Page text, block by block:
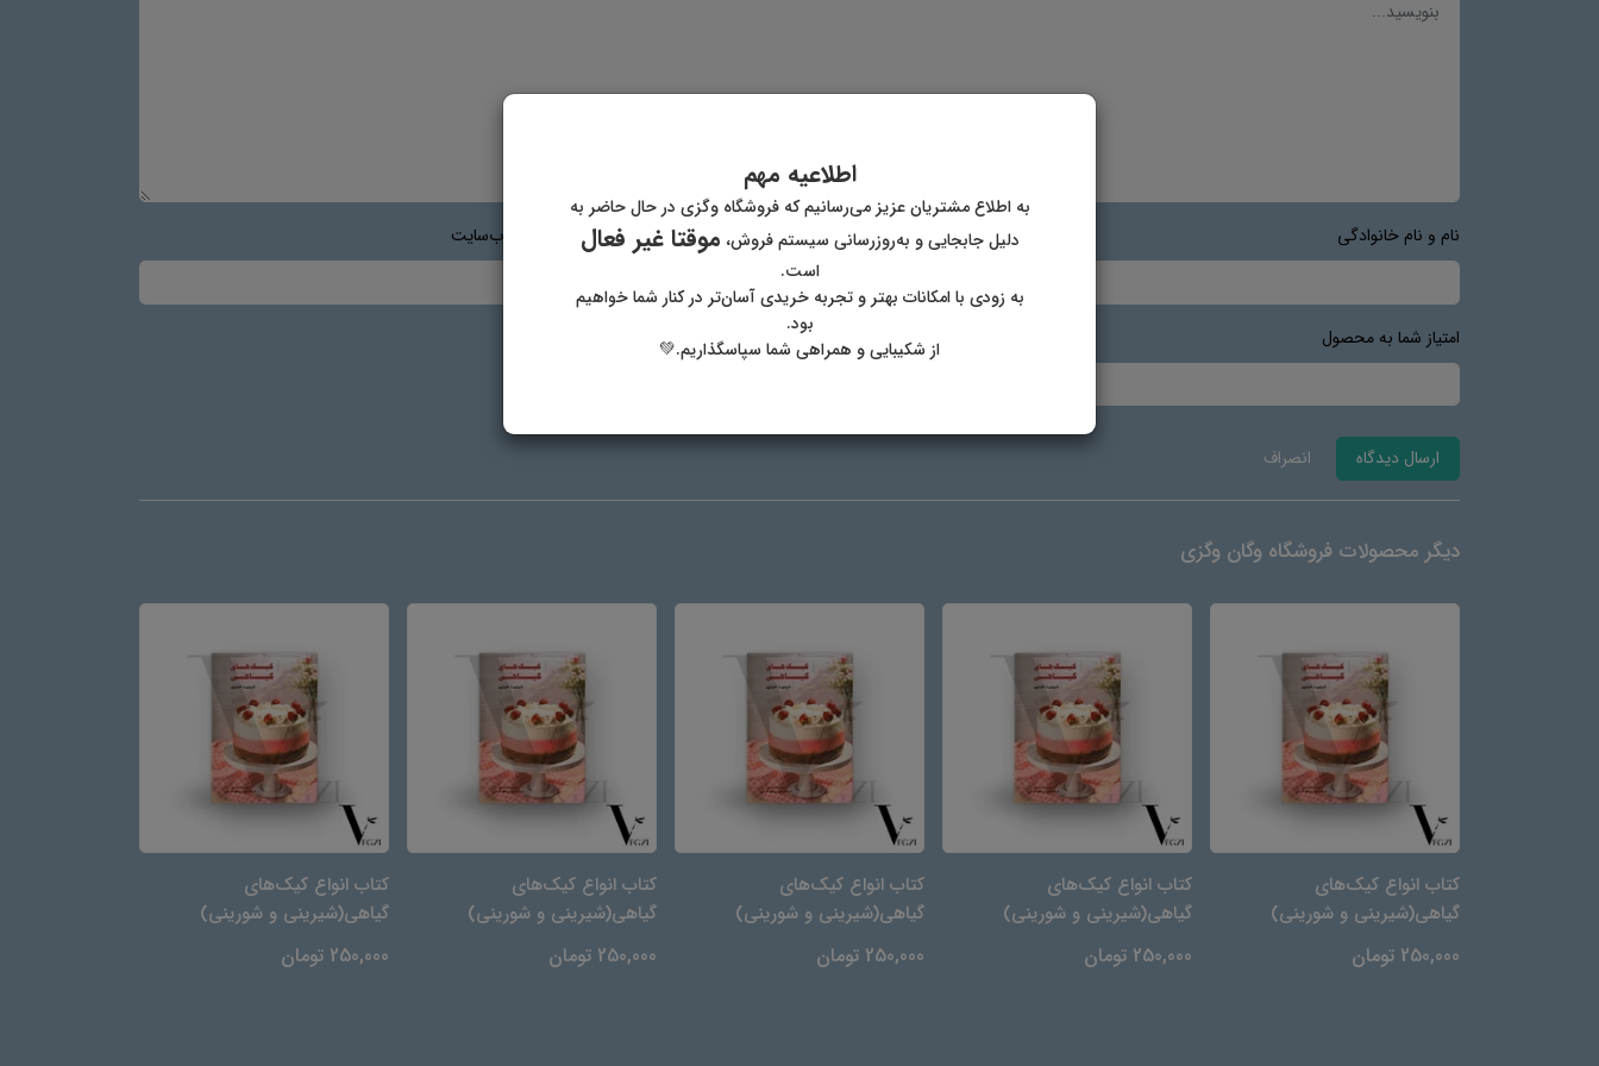
نام و نام خانوادگی پست الکترونیک آدرس وب‌سایت
امتیاز شما به محصول
ارسال دیدگاه انصراف
دیگر محصولات فروشگاه وگان وگزی
کتاب انواع کیک‌های
گیاهی(شیرینی و شورینی)
250,000 تومان
کتاب انواع کیک‌های
گیاهی(شیرینی و شورینی)
250,000 تومان
کتاب انواع کیک‌های
گیاهی(شیرینی و شورینی)
250,000 تومان
کتاب انواع کیک‌های
گیاهی(شیرینی و شورینی)
250,000 تومان
کتاب انواع کیک‌های
گیاهی(شیرینی و شورینی)
250,000 تومان
اطلاعیه مهم
به اطلاع مشتریان عزیز می‌رسانیم که فروشگاه وگزی در حال حاضر به
دلیل جابجایی و به‌روزرسانی سیستم فروش، موقتا غیر فعال
است.
به زودی با امکانات بهتر و تجربه خریدی آسان‌تر در کنار شما خواهیم
بود.
از شکیبایی و همراهی شما سپاسگذاریم.💚